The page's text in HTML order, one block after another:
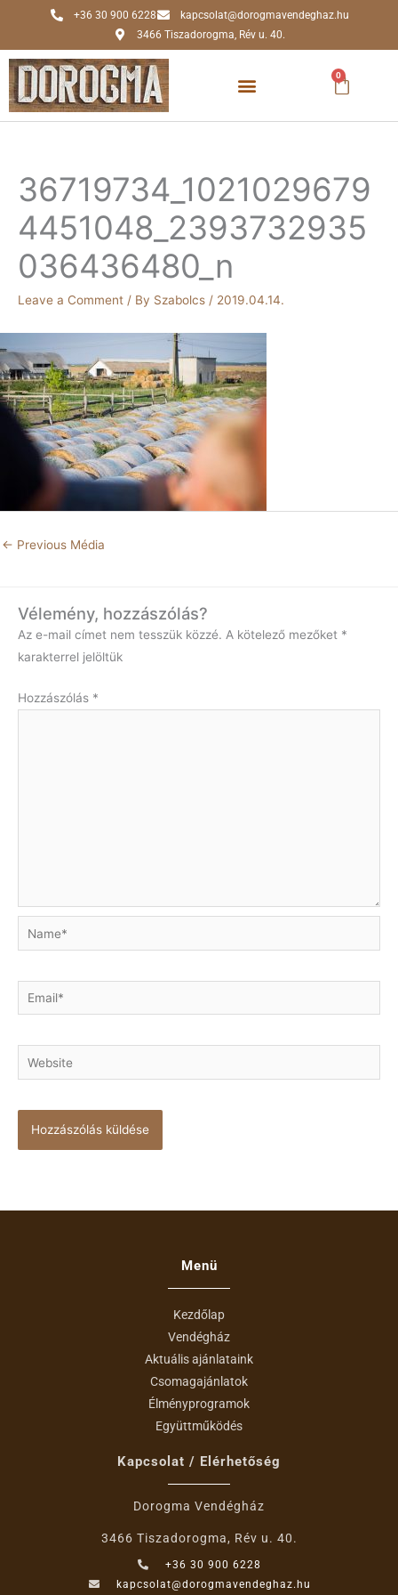
content
+36 30 900 6228
kapcsolat@dorogmavendeghaz.hu
3466 Tiszadorogma, Rév u. 40.
0
Kosár
36719734_1021029679
4451048_2393732935
036436480_n
Leave a Comment / By Szabolcs / 2019.04.14.
← Previous Média
Vélemény, hozzászólás?
Az e-mail címet nem tesszük közzé. A kötelező mezőket *
karakterrel jelöltük
Hozzászólás *
Name*
Email*
Website
Menü
Kezdőlap
Vendégház
Aktuális ajánlataink
Csomagajánlatok
Élményprogramok
Együttműködés
Kapcsolat / Elérhetőség
Dorogma Vendégház
3466 Tiszadorogma, Rév u. 40.
+36 30 900 6228
kapcsolat@dorogmavendeghaz.hu